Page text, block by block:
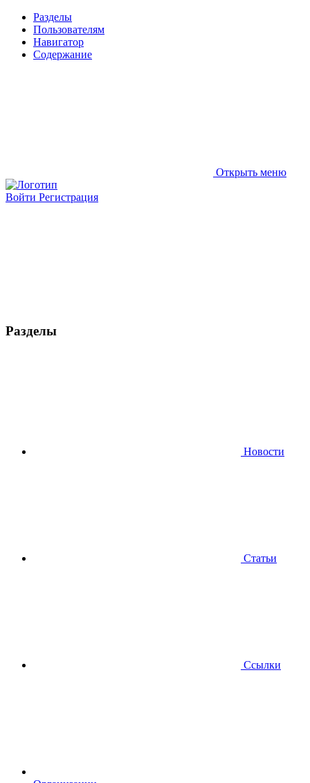
Разделы
Пользователям
Навигатор
Содержание
Открыть меню
Войти Регистрация
Разделы
Новости
Статьи
Ссылки